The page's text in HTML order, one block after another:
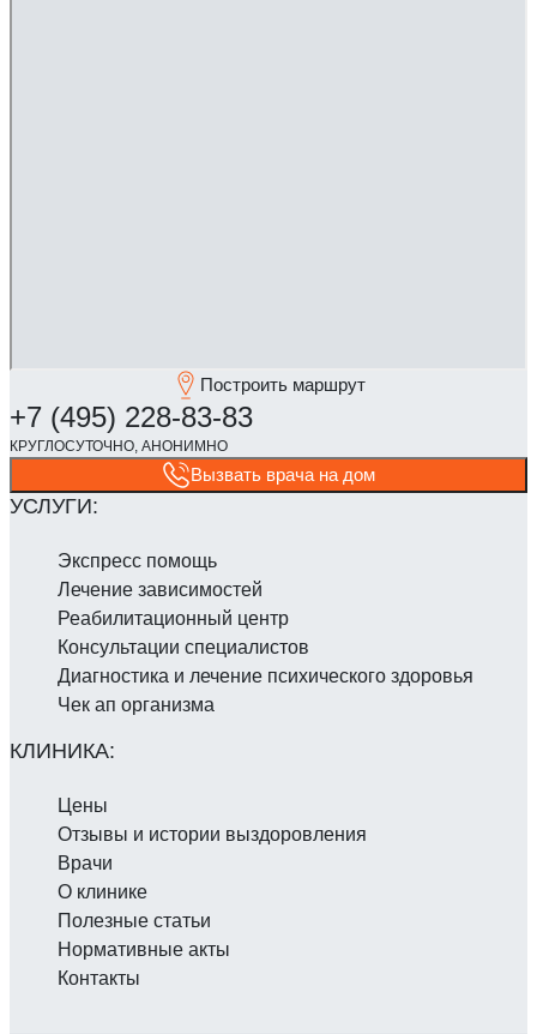
Построить маршрут
Вызвать врача на дом
Экспресс помощь
Лечение зависимостей
Реабилитаци­онный центр
Консультации специалистов
Диагностика и лечение психического здоровья
Чек ап организма
Цены
Отзывы и истории выздоровления
Врачи
О клинике
Полезные статьи
Нормативные акты
Контакты